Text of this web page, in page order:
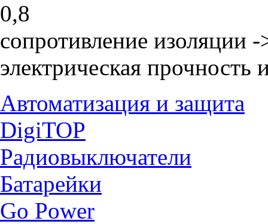
0,8
сопротивление
электрическая
Автоматизация и защита
DigiTOP
Радиовыключатели
Батарейки
Go Power